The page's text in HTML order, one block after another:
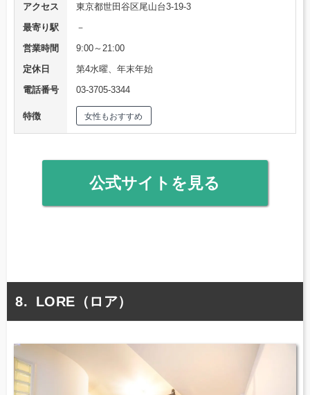
アクセス
東京都世田谷区尾山台3-19-3
最寄り駅
－
営業時間
9:00～21:00
定休日
第4水曜、年末年始
電話番号
03-3705-3344
特徴 女性もおすすめ
公式サイトを見る
LORE（ロア）